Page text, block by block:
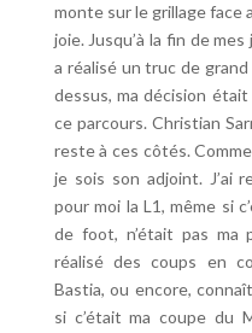
monte sur le grillage face
joie. Jusqu’à la fin de
a réalisé un truc de grand
dessus, ma décision
ce parcours. Christian
reste à ces côtés.
je sois son adjoint. J’ai
pour moi la L1, même si
de foot, n’était pas ma
réalisé des coups en
Bastia, ou encore,
si c’était ma coupe du